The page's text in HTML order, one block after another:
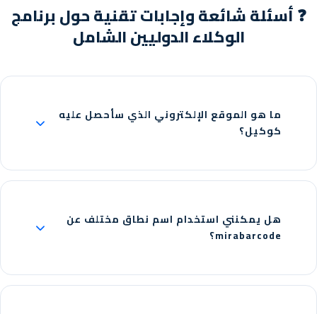
❓ أسئلة شائعة وإجابات تقنية حول برنامج
الوكلاء الدوليين الشامل
ما هو الموقع الإلكتروني الذي سأحصل عليه
كوكيل؟
هل يمكنني استخدام اسم نطاق مختلف عن
mirabarcode؟